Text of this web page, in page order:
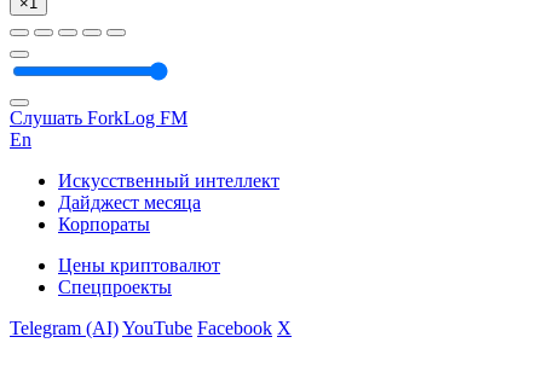
Слушать ForkLog FM
En
Искусственный интеллект
Дайджест месяца
Корпораты
Цены криптовалют
Спецпроекты
Telegram (AI)YouTube Facebook X